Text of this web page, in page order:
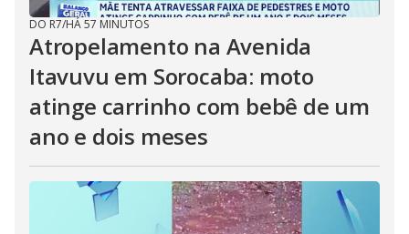
DO R7/HÁ 57 MINUTOS
Atropelamento na Avenida
Itavuvu em Sorocaba: moto
atinge carrinho com bebê de um
ano e dois meses